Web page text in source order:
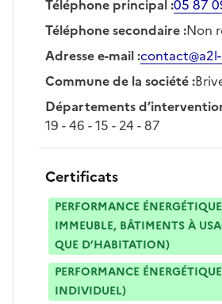
Téléphone principal:05 87
Téléphone secondaire:Non
Adresse e-mail:
Commune de la société:
Départements
19 - 46 - 15 - 24 - 87
Certificats
PERFORMANCE
IMMEUBLE, BÂTIMENTS À
QUE D’HABITATION)
PERFORMANCE
INDIVIDUEL)